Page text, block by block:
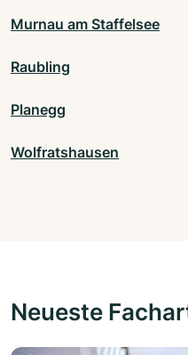
Murnau am Staffelsee
Raubling
Planegg
Wolfratshausen
Neueste